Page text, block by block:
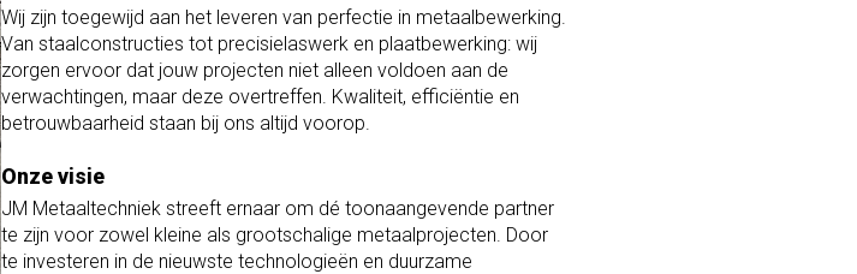
Wij zijn toegewijd aan het leveren van perfectie in metaalbewerking.
Van staalconstructies tot precisielaswerk en plaatbewerking: wij
zorgen ervoor dat jouw projecten niet alleen voldoen aan de
verwachtingen, maar deze overtreffen. Kwaliteit, efficiëntie en
betrouwbaarheid staan bij ons altijd voorop.
Onze visie
JM Metaaltechniek streeft ernaar om dé toonaangevende partner
te zijn voor zowel kleine als grootschalige metaalprojecten. Door
te investeren in de nieuwste technologieën en duurzame